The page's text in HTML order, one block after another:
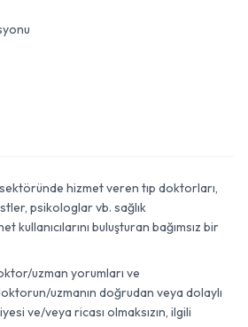
hizmet veren tıp doktorları,
psikologlar vb. sağlık
buluşturan bağımsız bir
uzman yorumları ve
uzmanın doğrudan veya dolaylı
ve/veya ricası olmaksızın, ilgili